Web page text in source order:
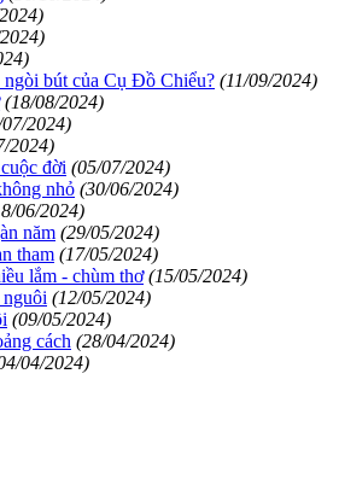
bút của Cụ Đồ Chiểu? (11/09/2024)
(18/08/2024)
2024)
2024)
đời (05/07/2024)
nhỏ (30/06/2024)
06/2024)
năm (29/05/2024)
tham (17/05/2024)
lắm - chùm thơ (15/05/2024)
(12/05/2024)
(09/05/2024)
cách (28/04/2024)
04/2024)